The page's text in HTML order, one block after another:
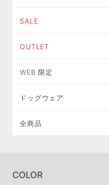
SALE
OUTLET
WEB 限定
ドッグウェア
全商品
COLOR